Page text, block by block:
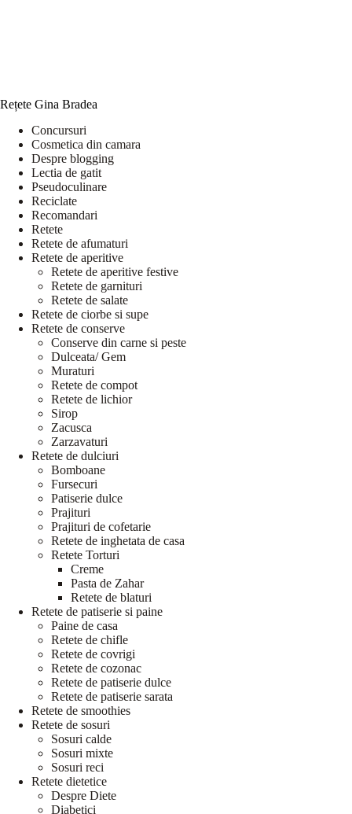
Rețete Gina Bradea
Concursuri
Cosmetica din camara
Despre blogging
Lectia de gatit
Pseudoculinare
Reciclate
Recomandari
Retete
Retete de afumaturi
Retete de aperitive
Retete de aperitive festive
Retete de garnituri
Retete de salate
Retete de ciorbe si supe
Retete de conserve
Conserve din carne si peste
Dulceata/ Gem
Muraturi
Retete de compot
Retete de lichior
Sirop
Zacusca
Zarzavaturi
Retete de dulciuri
Bomboane
Fursecuri
Patiserie dulce
Prajituri
Prajituri de cofetarie
Retete de inghetata de casa
Retete Torturi
Creme
Pasta de Zahar
Retete de blaturi
Retete de patiserie si paine
Paine de casa
Retete de chifle
Retete de covrigi
Retete de cozonac
Retete de patiserie dulce
Retete de patiserie sarata
Retete de smoothies
Retete de sosuri
Sosuri calde
Sosuri mixte
Sosuri reci
Retete dietetice
Despre Diete
Diabetici